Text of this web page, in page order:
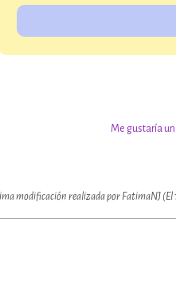
Me gustaría
modificación realizada por FatimaNJ